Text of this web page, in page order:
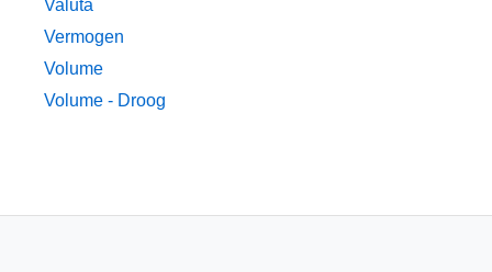
Valuta
Vermogen
Volume
Volume - Droog